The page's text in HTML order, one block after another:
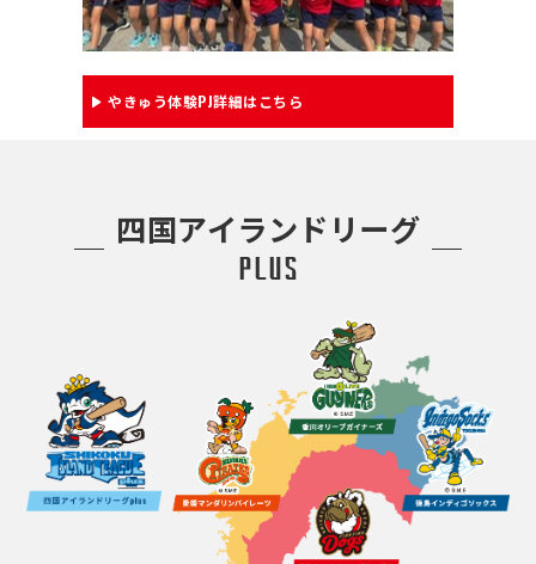
やきゅう体験PJ詳細はこちら
四国アイランドリーグ
plus